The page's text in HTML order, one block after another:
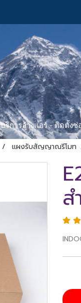
บริการล้างแอร์ - ติดตั้งซ่
แผงรับสัญญาณรีโมท
ส